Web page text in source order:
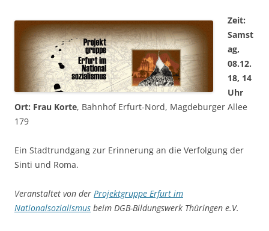
Zeit:
Samst
ag,
08.12.
18, 14
Uhr
Ort: Frau Korte, Bahnhof Erfurt-Nord, Magdeburger Allee
179
Ein Stadtrundgang zur Erinnerung an die Verfolgung der
Sinti und Roma.
Veranstaltet von der Projektgruppe Erfurt im
Nationalsozialismus beim DGB-Bildungswerk Thüringen e.V.